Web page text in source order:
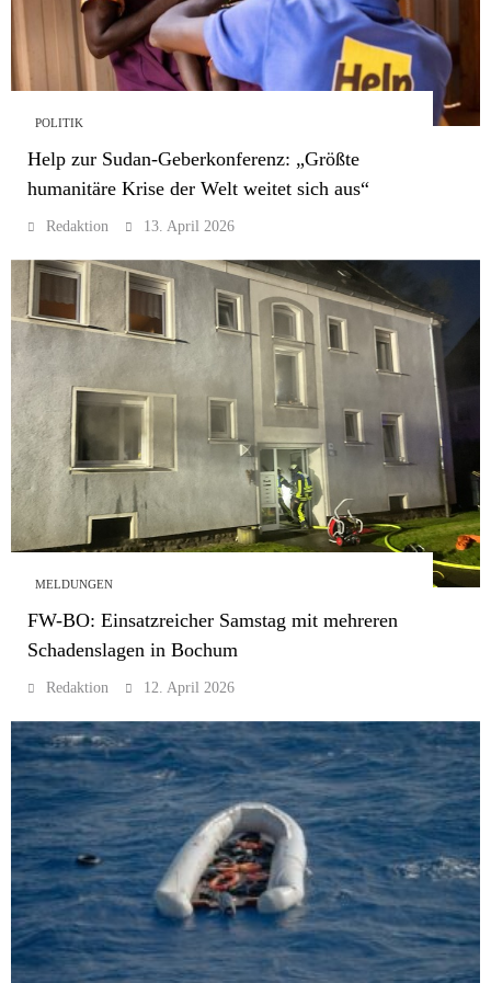
POLITIK
Help zur Sudan-Geberkonferenz: „Größte
humanitäre Krise der Welt weitet sich aus“
Redaktion 13. April 2026
MELDUNGEN
FW-BO: Einsatzreicher Samstag mit mehreren
Schadenslagen in Bochum
Redaktion 12. April 2026